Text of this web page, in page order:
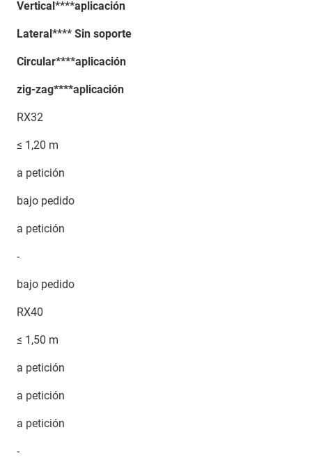
Vertical****aplicación
Lateral**** Sin soporte
Circular****aplicación
zig-zag****aplicación
RX32
≤ 1,20 m
a petición
bajo pedido
a petición
-
bajo pedido
RX40
≤ 1,50 m
a petición
a petición
a petición
-